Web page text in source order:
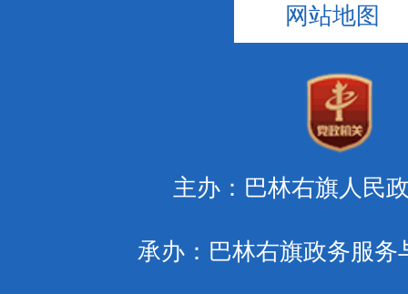
网站地图
主办：巴林右旗人民
承办：巴林右旗政务服务